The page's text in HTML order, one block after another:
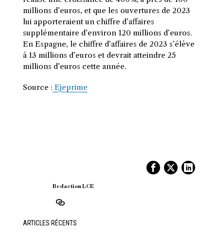
millions d’euros, et que les ouvertures de 2023
lui apporteraient un chiffre d’affaires
supplémentaire d’environ 120 millions d’euros.
En Espagne, le chiffre d’affaires de 2023 s’élève
à 13 millions d’euros et devrait atteindre 25
millions d’euros cette année.
Source : Ejeprime
Redaction LCE
ARTICLES RÉCENTS